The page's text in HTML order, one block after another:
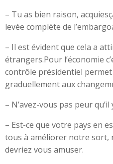
– Tu as bien raison,
levée complète de
– Il est évident que cela a
étrangers.Pour l’économie
contrôle présidentiel
graduellement aux
– N’avez-vous pas peur
– Est-ce que votre pays en
tous à améliorer notre sort,
devriez vous amuser.